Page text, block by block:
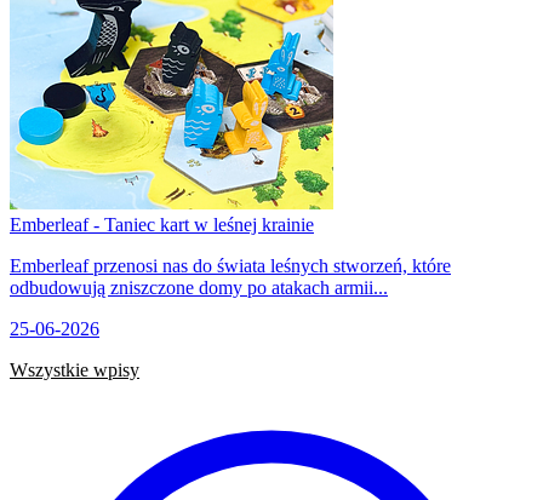
Emberleaf - Taniec kart w leśnej krainie
Emberleaf przenosi nas do świata leśnych stworzeń, które
odbudowują zniszczone domy po atakach armii...
25-06-2026
Wszystkie wpisy